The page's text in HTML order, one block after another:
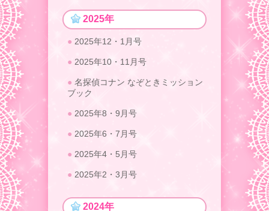
2025年
2025年12・1月号
2025年10・11月号
名探偵コナン なぞときミッション
ブック
2025年8・9月号
2025年6・7月号
2025年4・5月号
2025年2・3月号
2024年